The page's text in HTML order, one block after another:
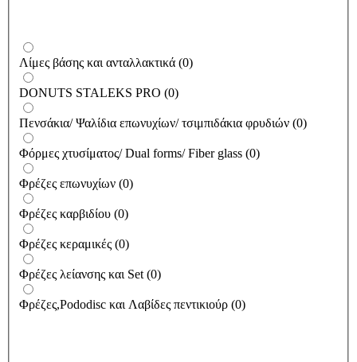
Λίμες βάσης και ανταλλακτικά (0)
DONUTS STALEKS PRO (0)
Πενσάκια/ Ψαλίδια επωνυχίων/ τσιμπιδάκια φρυδιών (0)
Φόρμες χτυσίματος/ Dual forms/ Fiber glass (0)
Φρέζες επωνυχίων (0)
Φρέζες καρβιδίου (0)
Φρέζες κεραμικές (0)
Φρέζες λείανσης και Set (0)
Φρέζες,Pododisc και Λαβίδες πεντικιούρ (0)